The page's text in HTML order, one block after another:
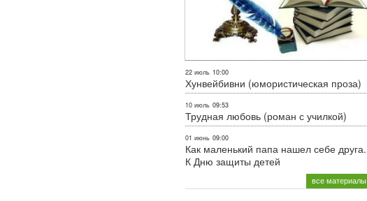
22 июль 10:00
Хунвейбивни (юмористическая проза)
10 июль 09:53
Трудная любовь (роман с училкой)
01 июнь 09:00
Как маленький папа нашел себе друга.
К Дню защиты детей
все материалы